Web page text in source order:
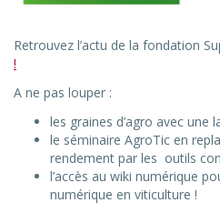
Retrouvez l’actu de la fondation
!
A ne pas louper :
les graines d’agro avec une
le séminaire AgroTic en
rendement par les outils
l’accès au wiki numérique
numérique en viticulture !